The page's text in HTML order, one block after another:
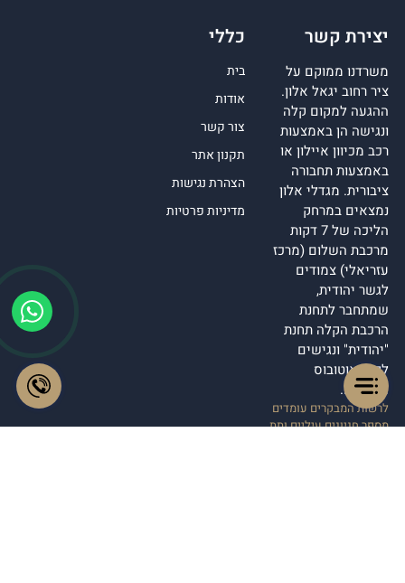
יצירת קשר
משרדנו ממוקם על
ציר רחוב יגאל אלון.
ההגעה למקום קלה
ונגישה הן באמצעות
רכב מכיוון איילון או
באמצעות תחבורה
ציבורית. מגדלי אלון
נמצאים במרחק
הליכה של 7 דקות
מרכבת השלום (מרכז
עזריאלי) צמודים
לגשר יהודית,
שמתחבר לתחנת
הרכבת הקלה תחנת
"יהודית" ונגישים
לקווי אוטובוס
מרכזיים.
לרשות המבקרים עומדים
מספר חניונים עיליים ותת
כללי
בית
אודות
צור קשר
תקנון אתר
הצהרת נגישות
מדיניות פרטיות